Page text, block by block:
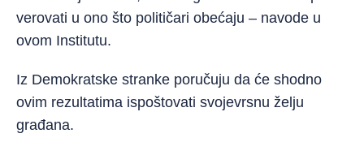
verovati u ono što političari obećaju – navode u
ovom Institutu.
Iz Demokratske stranke poručuju da će shodno
ovim rezultatima ispoštovati svojevrsnu želju
građana.